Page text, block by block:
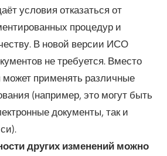
условия отказаться от
процедур и
В новой версии ИСО
не требуется. Вместо
может применять различные
(например, это могут быть
документы, так и
других изменений можно